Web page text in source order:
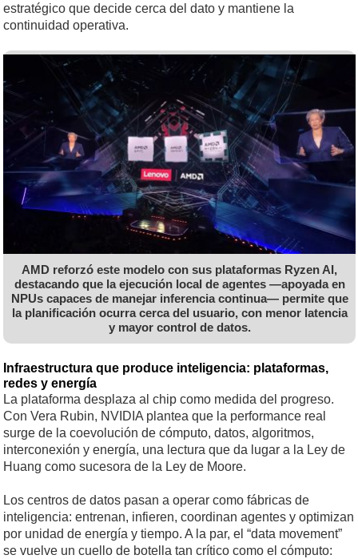
estratégico que decide cerca del dato y mantiene la
continuidad operativa.
AMD reforzó este modelo con sus plataformas Ryzen AI,
destacando que la ejecución local de agentes —apoyada en
NPUs capaces de manejar inferencia continua— permite que
la planificación ocurra cerca del usuario, con menor latencia
y mayor control de datos.
Infraestructura que produce inteligencia: plataformas,
redes y energía
La plataforma desplaza al chip como medida del progreso.
Con Vera Rubin, NVIDIA plantea que la performance real
surge de la coevolución de cómputo, datos, algoritmos,
interconexión y energía, una lectura que da lugar a la Ley de
Huang como sucesora de la Ley de Moore.
Los centros de datos pasan a operar como fábricas de
inteligencia: entrenan, infieren, coordinan agentes y optimizan
por unidad de energía y tiempo. A la par, el “data movement”
se vuelve un cuello de botella tan crítico como el cómputo: